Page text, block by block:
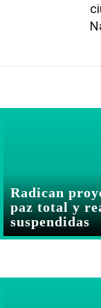
Radican
paz total y
suspendidas